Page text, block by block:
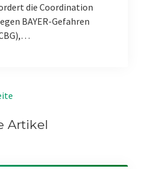
die Coordination
BAYER-Gefahren
Artikel